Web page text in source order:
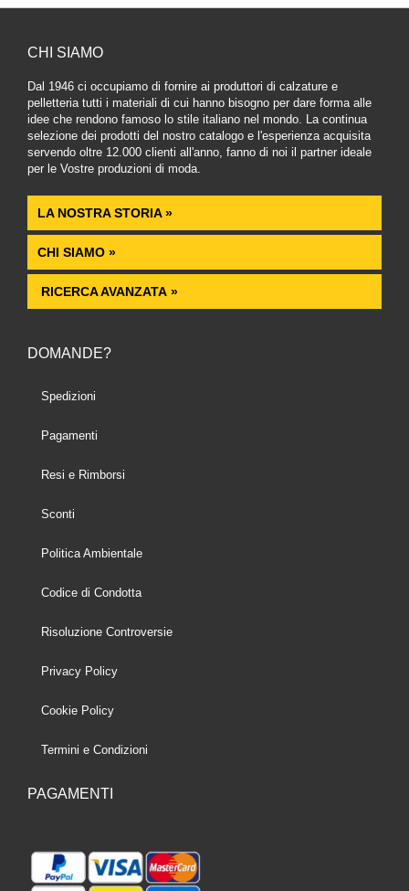
CHI SIAMO
Dal 1946 ci occupiamo di fornire ai produttori di calzature e
pelletteria tutti i materiali di cui hanno bisogno per dare forma alle
idee che rendono famoso lo stile italiano nel mondo. La continua
selezione dei prodotti del nostro catalogo e l'esperienza acquisita
servendo oltre 12.000 clienti all'anno, fanno di noi il partner ideale
per le Vostre produzioni di moda.
LA NOSTRA STORIA »
CHI SIAMO »
RICERCA AVANZATA »
DOMANDE?
Spedizioni
Pagamenti
Resi e Rimborsi
Sconti
Politica Ambientale
Codice di Condotta
Risoluzione Controversie
Privacy Policy
Cookie Policy
Termini e Condizioni
PAGAMENTI